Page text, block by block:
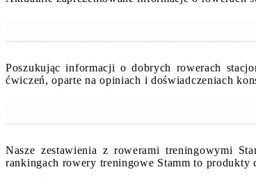
Poszukując informacji o dobrych rowerach
ćwiczeń, oparte na opiniach i doświadczeniach
Nasze zestawienia z rowerami treningowymi
rankingach rowery treningowe Stamm to produkty